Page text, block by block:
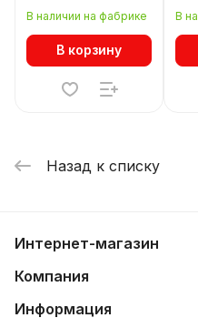
01B
В наличии на фабрике
В корзину
01B
В
Назад к списку
Интернет-магазин
Компания
Информация